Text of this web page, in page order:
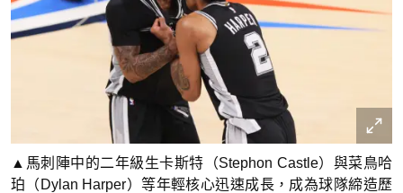
▲馬刺陣中的二年級生卡斯特（Stephon Castle）與菜鳥哈
珀（Dylan Harper）等年輕核心迅速成長，成為球隊締造歷